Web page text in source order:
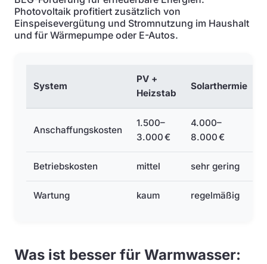
Photovoltaik profitiert zusätzlich von
Einspeisevergütung und Stromnutzung im Haushalt
und für Wärmepumpe oder E-Autos.
System
PV +
Heizstab
Solarthermie
Anschaffungskosten
1.500–
3.000 €
4.000–
8.000 €
Betriebskosten mittel sehr gering
Wartung kaum regelmäßig
Was ist besser für Warmwasser: